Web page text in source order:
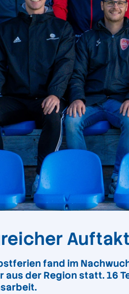
fand im
aus der Region statt. 16